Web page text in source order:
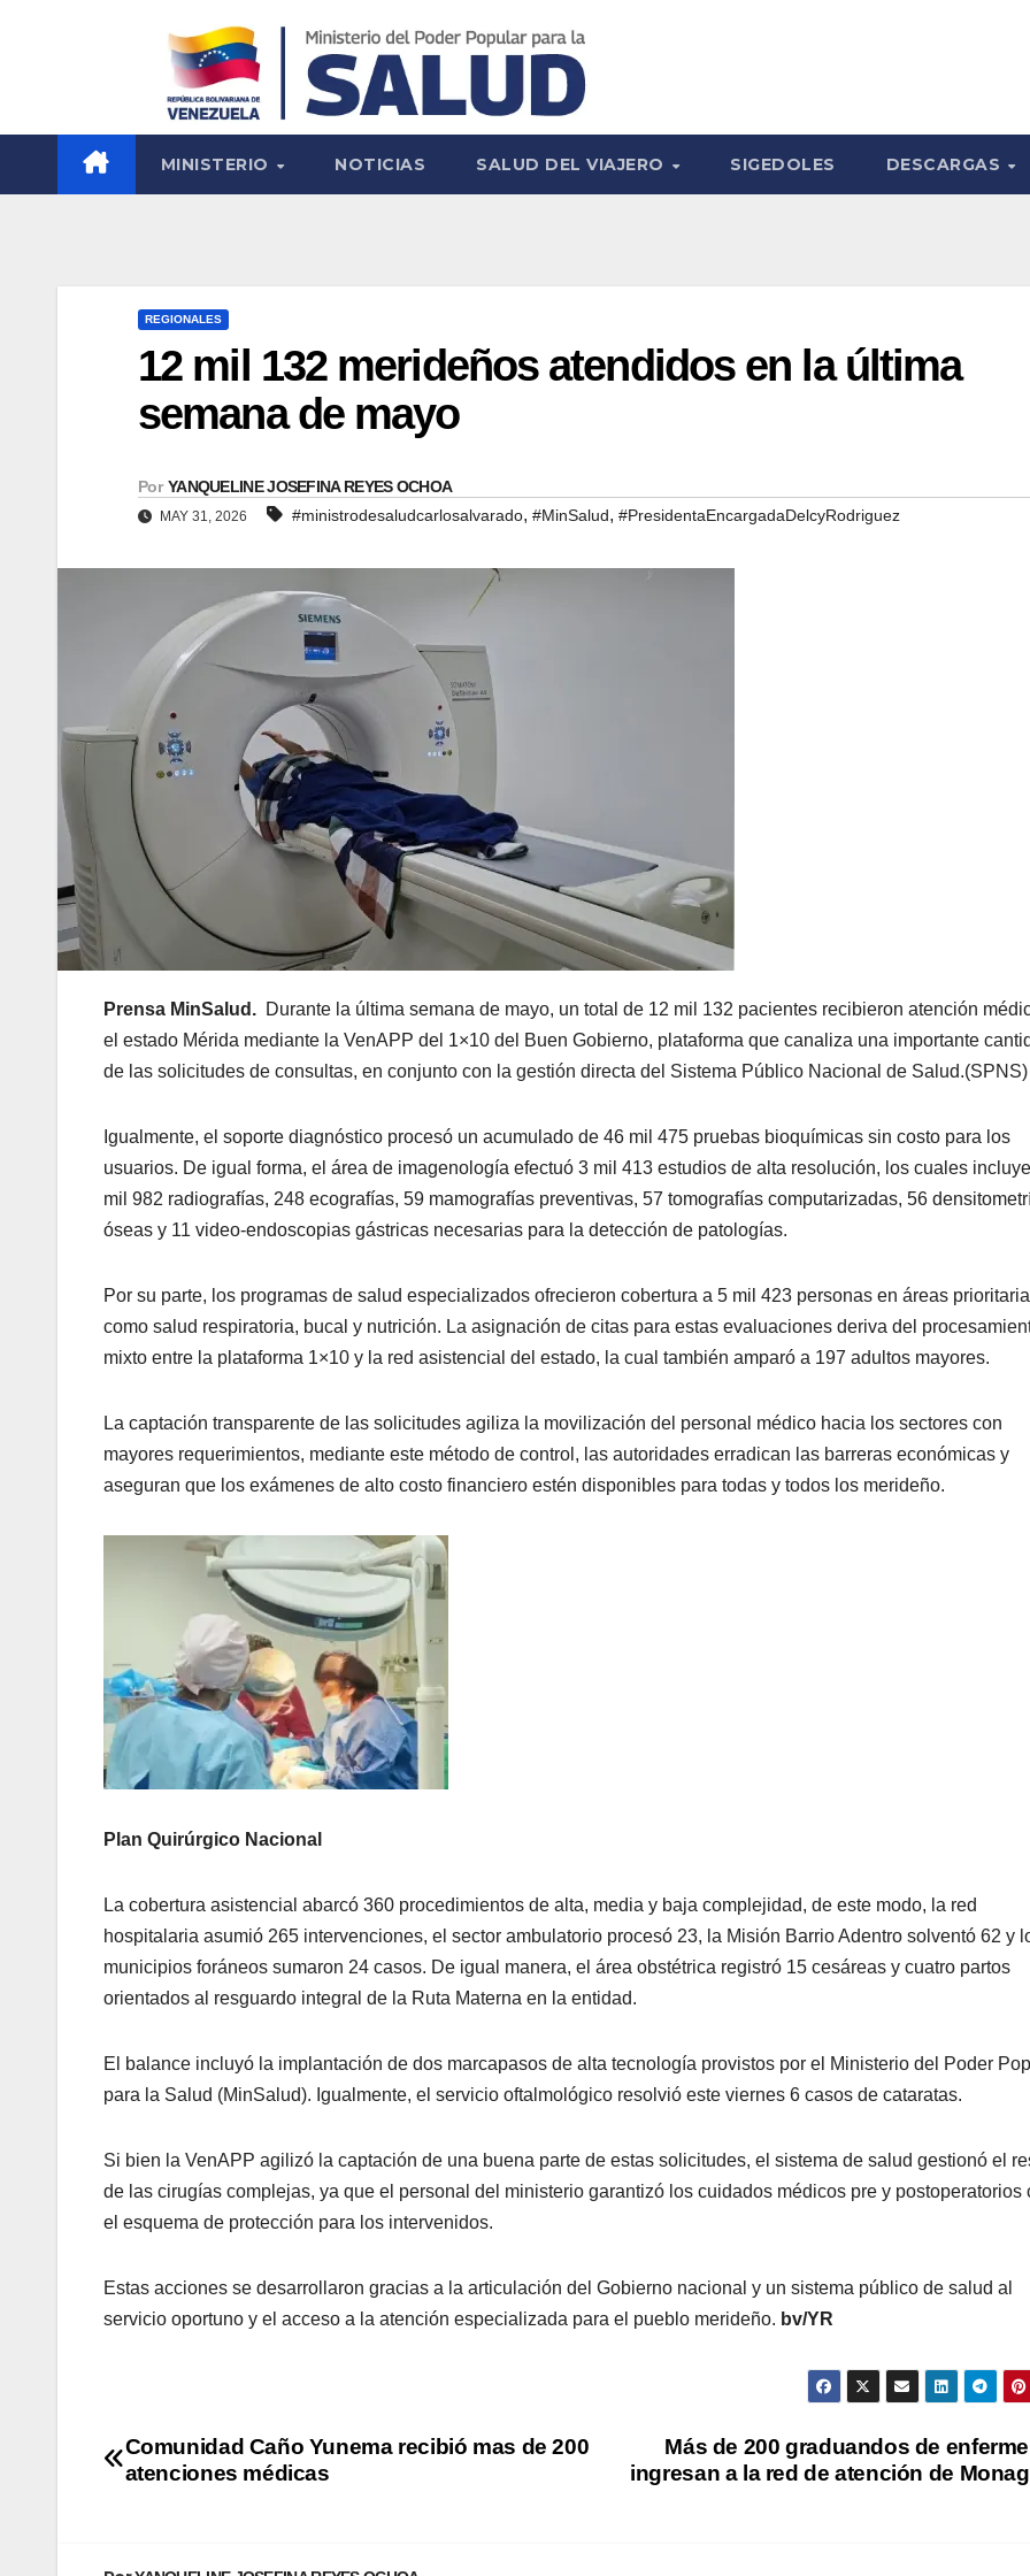
MINISTERIO NOTICIAS SALUD DEL VIAJERO SIGEDOLES DESCARGAS
REGIONALES
12 mil 132 merideños atendidos en la última
semana de mayo
Por YANQUELINE JOSEFINA REYES OCHOA
MAY 31, 2026 #ministrodesaludcarlosalvarado, #MinSalud, #PresidentaEncargadaDelcyRodriguez
Prensa MinSalud. Durante la última semana de mayo, un total de 12 mil 132 pacientes recibieron atención
el estado Mérida mediante la VenAPP del 1×10 del Buen Gobierno, plataforma que canaliza una importante
de las solicitudes de consultas, en conjunto con la gestión directa del Sistema Público Nacional de Salud.(SPNS)
Igualmente, el soporte diagnóstico procesó un acumulado de 46 mil 475 pruebas bioquímicas sin costo para los
usuarios. De igual forma, el área de imagenología efectuó 3 mil 413 estudios de alta resolución, los cuales
mil 982 radiografías, 248 ecografías, 59 mamografías preventivas, 57 tomografías computarizadas, 56
óseas y 11 video-endoscopias gástricas necesarias para la detección de patologías.
Por su parte, los programas de salud especializados ofrecieron cobertura a 5 mil 423 personas en áreas
como salud respiratoria, bucal y nutrición. La asignación de citas para estas evaluaciones deriva del
mixto entre la plataforma 1×10 y la red asistencial del estado, la cual también amparó a 197 adultos mayores.
La captación transparente de las solicitudes agiliza la movilización del personal médico hacia los sectores con
mayores requerimientos, mediante este método de control, las autoridades erradican las barreras económicas y
aseguran que los exámenes de alto costo financiero estén disponibles para todas y todos los merideño.
Plan Quirúrgico Nacional
La cobertura asistencial abarcó 360 procedimientos de alta, media y baja complejidad, de este modo, la red
hospitalaria asumió 265 intervenciones, el sector ambulatorio procesó 23, la Misión Barrio Adentro solventó 62 y
municipios foráneos sumaron 24 casos. De igual manera, el área obstétrica registró 15 cesáreas y cuatro partos
orientados al resguardo integral de la Ruta Materna en la entidad.
El balance incluyó la implantación de dos marcapasos de alta tecnología provistos por el Ministerio del Poder
para la Salud (MinSalud). Igualmente, el servicio oftalmológico resolvió este viernes 6 casos de cataratas.
Si bien la VenAPP agilizó la captación de una buena parte de estas solicitudes, el sistema de salud gestionó el
de las cirugías complejas, ya que el personal del ministerio garantizó los cuidados médicos pre y postoperatorios
el esquema de protección para los intervenidos.
Estas acciones se desarrollaron gracias a la articulación del Gobierno nacional y un sistema público de salud al
servicio oportuno y el acceso a la atención especializada para el pueblo merideño. bv/YR
Más de 200 graduandos de
ingresan a la red de atención de
Comunidad Caño Yunema recibió mas de 200
atenciones médicas